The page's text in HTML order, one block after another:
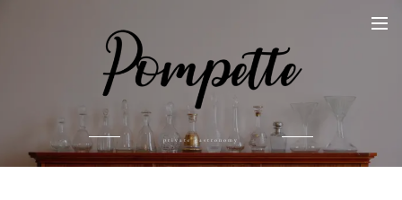
private gastronomy